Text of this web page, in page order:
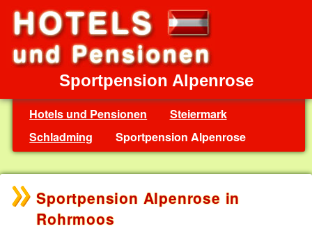
Sportpension Alpenrose
Hotels und Pensionen
Steiermark
Schladming
Sportpension Alpenrose
Sportpension Alpenrose in
Rohrmoos